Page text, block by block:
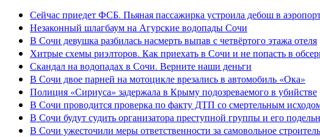
Сейчас приедет ФСБ. Пьяная пассажирка устроила дебош в
Незаконный шлагбаум на Агурские водопады Сочи
В Сочи девушка разбилась насмерть выпав с четвёртого этажа отеля
Хитрые схемы риэлторов. Как приехать в Сочи и не попасть в
Скандал на водопадах в Сочи. Верните наши деньги
В Сочи двое парней на мотоцикле врезались в автомобиль «Ока»
Полиция «Сириуса» задержала в Крыму подозреваемого в убийстве
В Сочи проводится проверка по факту ДТП со смертельным
В Сочи будут судить организатора преступной группы и его
В Сочи ужесточили меры ответственности за самовольное